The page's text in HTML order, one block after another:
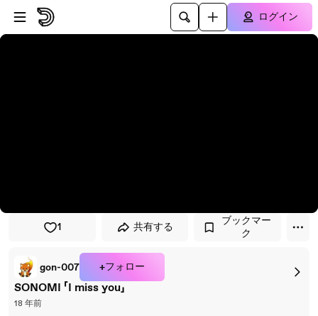
プレイヤーにスキップ
メインコンテンツにスキップ
ログイン
1 共有する
ブックマー
ク
gon-007 +フォロー
SONOMI 「I miss you」
18 年前